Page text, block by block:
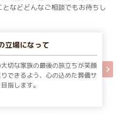
などどんなご相談でもお待ちし
立場になって
切な家族の最後の旅立ちが笑顔
できるよう、心の込めた葬儀サ
指します。